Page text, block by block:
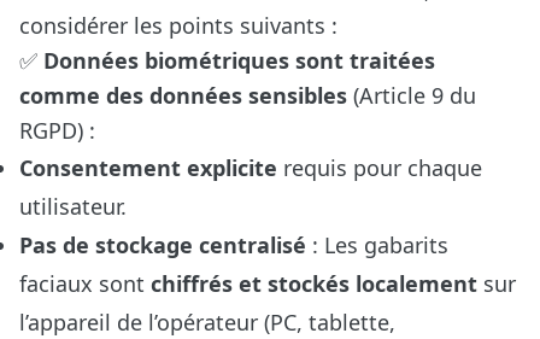
considérer les points suivants :
✅ Données biométriques sont traitées
comme des données sensibles (Article 9 du
RGPD) :
Consentement explicite requis pour chaque
utilisateur.
Pas de stockage centralisé : Les gabarits
faciaux sont chiffrés et stockés localement sur
l’appareil de l’opérateur (PC, tablette,